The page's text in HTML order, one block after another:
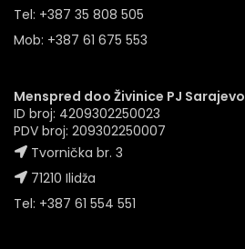
Tel: +387 35 808 505
Mob: +387 61 675 553
Menspred doo Živinice PJ Sarajevo
ID broj: 4209302250023
PDV broj: 209302250007
Tvornička br. 3
71210 Ilidža
Tel: +387 61 554 551